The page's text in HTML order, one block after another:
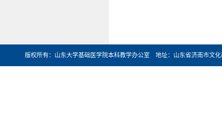
版权所有：山东大学基础医学院本科教学办公室 地址：山东省济南市文